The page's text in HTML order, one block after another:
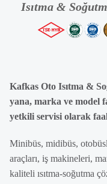
Kafkas Oto Isıtma &
yana, marka ve model
yetkili servisi olarak
Minibüs, midibüs,
araçları, iş makineleri,
kaliteli ısıtma-soğutma